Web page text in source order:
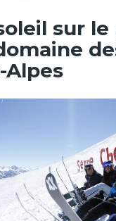
sur le
Alpes